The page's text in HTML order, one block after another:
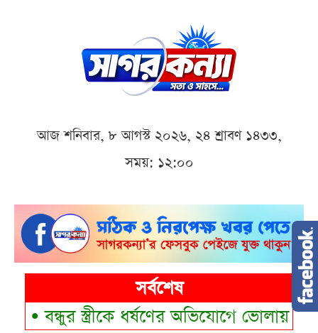
আজ শনিবার, ৮ আগস্ট ২০২৬, ২৪ শ্রাবণ ১৪৩৩,
সময়: ১২:০০
সর্বশেষ
বন্ধুর স্ত্রীকে ধর্ষণের অভিযোগে ভোলায় যুবক